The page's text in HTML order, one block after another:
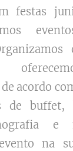
festas
acordo
de buffet,
e
na